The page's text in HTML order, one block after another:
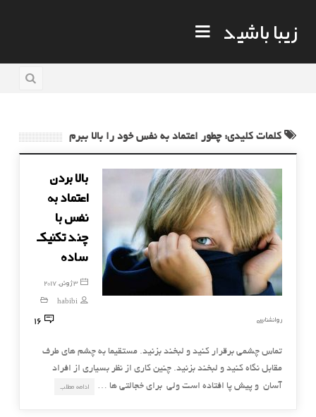
زیبا باشید
کلمات کلیدی: چطور اعتماد به نفس خود را بالا ببرم
بالا بردن
اعتماد به
نفس با
چند تکنیک
ساده
3 ژوئن, 2017
habibi
روانشناسی
16
تماس چشمي برقرار کنيد و لبخند بزنيد. مستقيما به چشم هاي طرف
مقابل نگاه کنيد و لبخند بزنيد. چنين کاري از نظر بسياري از افراد
آسان و پيش پا افتاده است ولي براي خجالتي ها …
ادامه مطلب